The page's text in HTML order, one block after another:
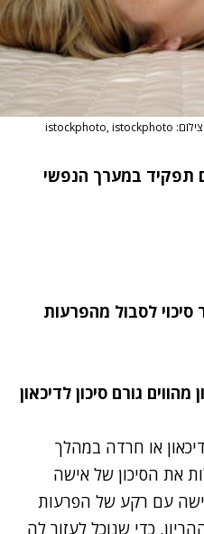
צילום: istockphoto, istockphoto
תפקיד במערך הנפשי
סיכוי לסבול מהפרעות
גורם סיכון לדיכאון
או חרדה במהלך
את הסיכון של אישה
עם רקע של הפרעות
כדי שנוכל לעזור לה